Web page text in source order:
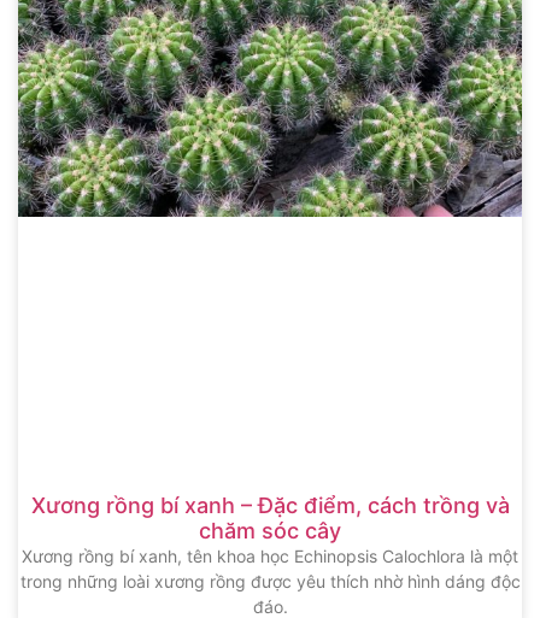
Xương rồng bí xanh – Đặc điểm, cách trồng và
chăm sóc cây
Xương rồng bí xanh, tên khoa học Echinopsis Calochlora là một
trong những loài xương rồng được yêu thích nhờ hình dáng độc
đáo.